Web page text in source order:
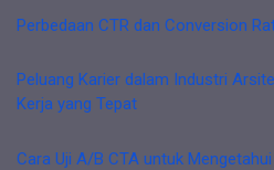
Perbedaan CTR dan Conversion
Peluang Karier dalam Industri
Kerja yang Tepat
Cara Uji A/B CTA untuk